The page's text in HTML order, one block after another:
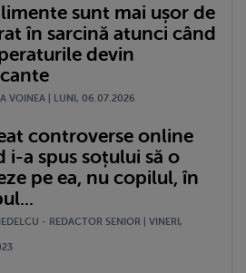
sunt mai ușor de
în sarcină atunci când
devin
VOINEA | LUNI, 06.07.2026
controverse online
i-a spus soțului să o
pe ea, nu copilul, în
- REDACTOR SENIOR | VINERI,